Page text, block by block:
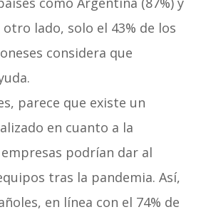
otro lado, solo el 43% de los
considera que
parece que existe un
en cuanto a la
podrían dar al
tras la pandemia. Así,
en línea con el 74% de